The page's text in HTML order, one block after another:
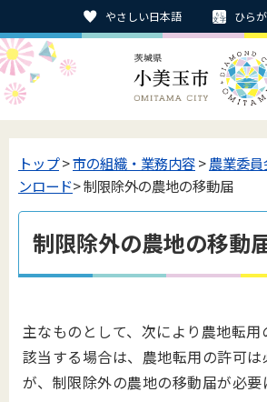
やさしい日本語 ひら
トップ>市の組織・業務内容>農業委
ンロード> 制限除外の農地の移動届
制限除外の農地の移動
主なものとして、次により農地転
該当する場合は、農地転用の許可
が、制限除外の農地の移動届が必要